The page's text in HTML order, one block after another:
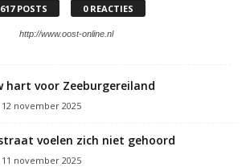
617 POSTS 0 REACTIES
http://www.oost-online.nl
hart voor Zeeburgereiland
12 november 2025
voelen zich niet gehoord
11 november 2025